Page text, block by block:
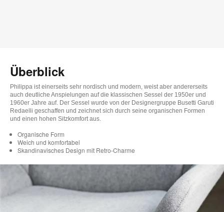
Überblick
Philippa ist einerseits sehr nordisch und modern, weist aber andererseits
auch deutliche Anspielungen auf die klassischen Sessel der 1950er und
1960er Jahre auf. Der Sessel wurde von der Designergruppe Busetti Garuti
Redaelli geschaffen und zeichnet sich durch seine organischen Formen
und einen hohen Sitzkomfort aus.
Organische Form
Weich und komfortabel
Skandinavisches Design mit Retro-Charme